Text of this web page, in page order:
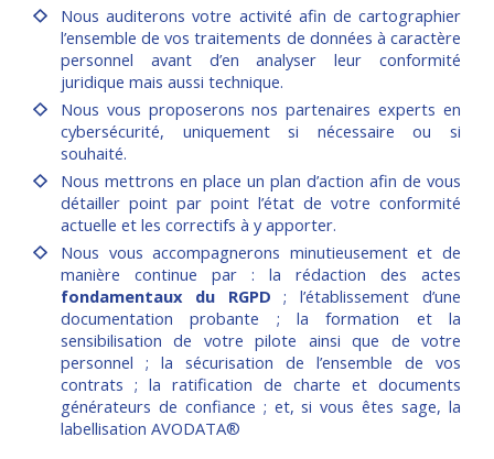
Nous auditerons votre activité afin de cartographier
l’ensemble de vos traitements de données à caractère
personnel avant d’en analyser leur conformité
juridique mais aussi technique.
Nous vous proposerons nos partenaires experts en
cybersécurité, uniquement si nécessaire ou si
souhaité.
Nous mettrons en place un plan d’action afin de vous
détailler point par point l’état de votre conformité
actuelle et les correctifs à y apporter.
Nous vous accompagnerons minutieusement et de
manière continue par : la rédaction des actes
fondamentaux du RGPD ; l’établissement d’une
documentation probante ; la formation et la
sensibilisation de votre pilote ainsi que de votre
personnel ; la sécurisation de l’ensemble de vos
contrats ; la ratification de charte et documents
générateurs de confiance ; et, si vous êtes sage, la
labellisation AVODATA®